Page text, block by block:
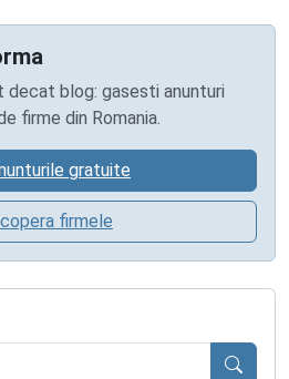
decat blog: gasesti anunturi
firme din Romania.
gratuite
firmele